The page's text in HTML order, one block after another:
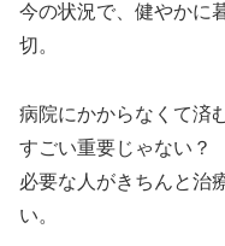
今の状況で、健やかに
切。
病院にかからなくて済
すごい重要じゃない？
必要な人がきちんと治
い。